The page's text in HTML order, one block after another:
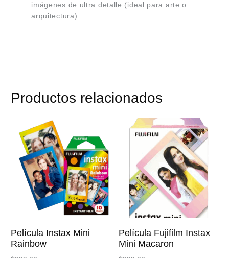
imágenes de ultra detalle (ideal para arte o
arquitectura).
Productos relacionados
Película Instax Mini
Rainbow
Película Fujifilm Instax
Mini Macaron